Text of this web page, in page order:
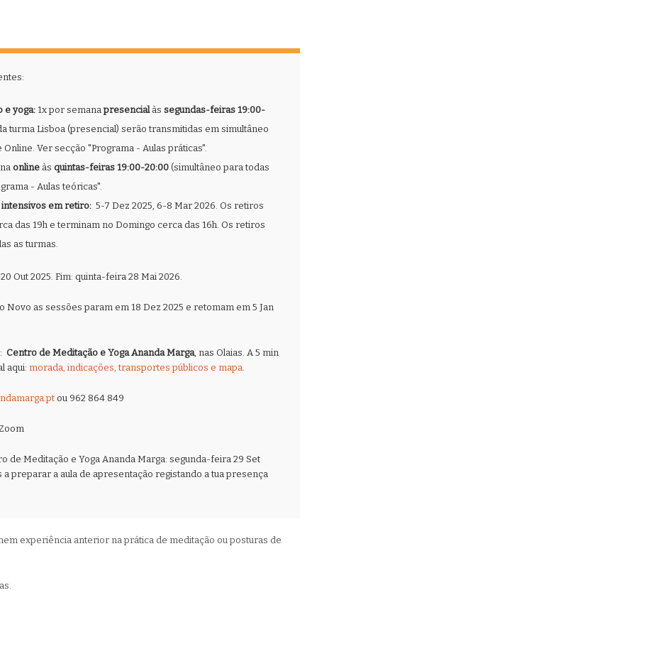
e yoga: 1x por semana presencial às segundas-feiras 19:00-
turma Lisboa (presencial) serão transmitidas em simultâneo
Ver secção "Programa - Aulas práticas".
online às quintas-feiras 19:00-20:00 (simultâneo para todas
- Aulas teóricas".
intensivos em retiro: 5-7 Dez 2025, 6-8 Mar 2026. Os retiros
das 19h e terminam no Domingo cerca das 16h. Os retiros
as turmas.
Out 2025. Fim: quinta-feira 28 Mai 2026.
Novo as sessões param em 18 Dez 2025 e retomam em 5 Jan
Centro de Meditação e Yoga Ananda Marga , nas Olaias. A 5 min
aqui: morada, indicações, transportes públicos e mapa
ou 962 864 849
de Meditação e Yoga Ananda Marga: segunda-feira 29 Set
a preparar a aula de apresentação registando a tua presença
experiência anterior na prática de meditação ou posturas de